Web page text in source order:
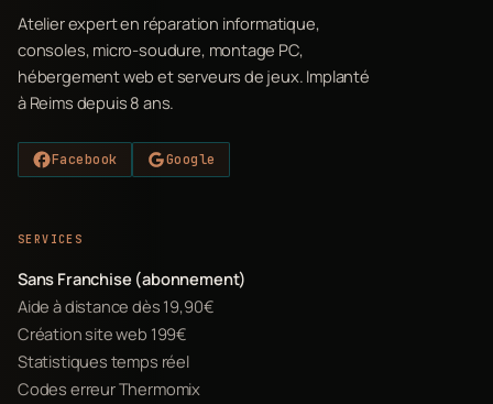
Atelier expert en réparation informatique,
consoles, micro-soudure, montage PC,
hébergement web et serveurs de jeux. Implanté
à Reims depuis 8 ans.
Facebook Google
SERVICES
Sans Franchise (abonnement)
Aide à distance dès 19,90€
Création site web 199€
Statistiques temps réel
Codes erreur Thermomix